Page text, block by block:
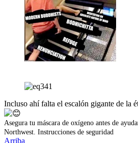
Incluso ahí falta el escalón gigante de la
Asegura tu máscara de oxígeno antes de
Northwest. Instrucciones de seguridad
Arriba